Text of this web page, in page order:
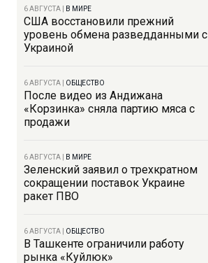
6 АВГУСТА В МИРЕ
США восстановили прежний
уровень обмена разведданными с
Украиной
6 АВГУСТА ОБЩЕСТВО
После видео из Андижана
«Корзинка» сняла партию мяса с
продажи
6 АВГУСТА В МИРЕ
Зеленский заявил о трехкратном
сокращении поставок Украине
ракет ПВО
6 АВГУСТА ОБЩЕСТВО
В Ташкенте ограничили работу
рынка «Куйлюк»